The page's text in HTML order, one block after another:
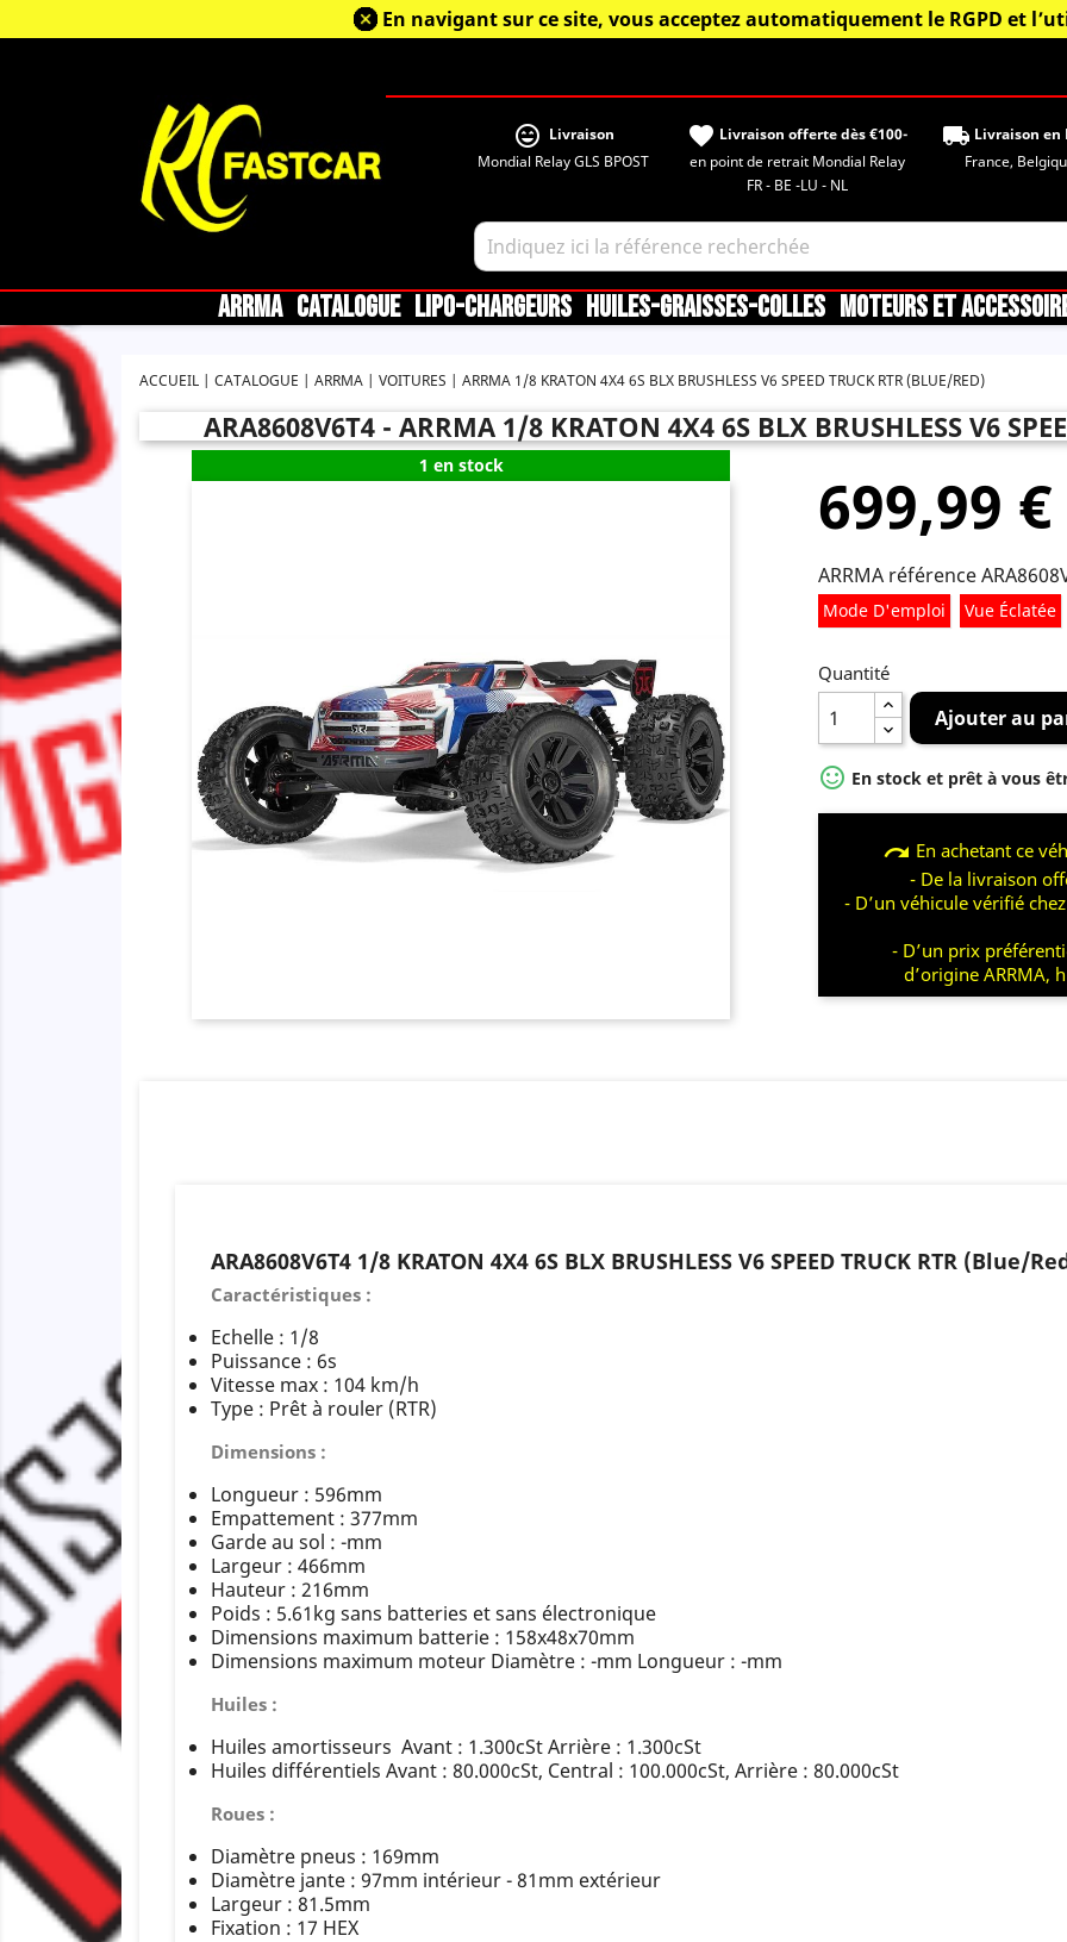
En navigant sur ce site, vous acceptez automatiquement le RGPD et
sentiment_very_satisfied Livraison
Mondial Relay GLS BPOST
favorite Livraison offerte dès €100-
en point de retrait Mondial Relay
FR - BE -LU - NL
local_shipping Livraison en
France,
ARRMA CATALOGUE LIPO-CHARGEURS HUILES-GRAISSES-COLLES MOTEURS ET
ACCUEIL CATALOGUE ARRMA VOITURES ARRMA 1/8 KRATON 4X4 6S BLX BRUSHLESS V6 SPEED TRUCK RTR (BLUE/RED)
ARA8608V6T4 - ARRMA 1/8 KRATON 4X4 6S BLX BRUSHLESS V6
1 en stock
699,99 €
ARRMA référence
Mode D'emploi Vue Éclatée
Quantité
Ajouter au
 En stock et prêt à vous
redo En achetant ce
- De la livraison
- D’un véhicule vérifié
- D’un prix
d’origine ARRMA,
ARA8608V6T4 1/8 KRATON 4X4 6S BLX BRUSHLESS V6 SPEED TRUCK RTR (Blue/
Caractéristiques :
Echelle : 1/8
Puissance : 6s
Vitesse max : 104 km/h
Type : Prêt à rouler (RTR)
Dimensions :
Longueur : 596mm
Empattement : 377mm
Garde au sol : -mm
Largeur : 466mm
Hauteur : 216mm
Poids : 5.61kg sans batteries et sans électronique
Dimensions maximum batterie : 158x48x70mm
Dimensions maximum moteur Diamètre : -mm Longueur : -mm
Huiles :
Huiles amortisseurs Avant : 1.300cSt Arrière : 1.300cSt
Huiles différentiels Avant : 80.000cSt, Central : 100.000cSt, Arrière : 80.000cSt
Roues :
Diamètre pneus : 169mm
Diamètre jante : 97mm intérieur - 81mm extérieur
Largeur : 81.5mm
Fixation : 17 HEX